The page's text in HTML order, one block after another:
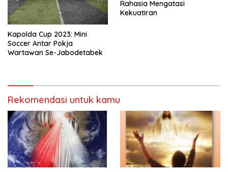
Kapolda Cup 2023: Mini
Soccer Antar Pokja
Wartawan Se-Jabodetabek
Rahasia Mengatasi
Kekuatiran
Rekomendasi untuk kamu